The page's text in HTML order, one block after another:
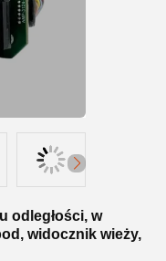
odległości, w
widocznik wieży,